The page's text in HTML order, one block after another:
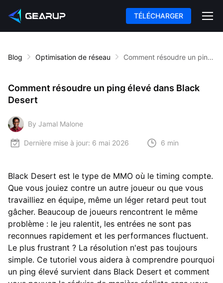
TÉLÉCHARGER
Blog Optimisation de réseau Comment résoudre un ping élevé dans Black Desert
Comment résoudre un ping élevé dans Black
Desert
By Jamal Malone
Dernière mise à jour: 6 mai 2026 6 min
Black Desert est le type de MMO où le timing compte.
Que vous jouiez contre un autre joueur ou que vous
travailliez en équipe, même un léger retard peut tout
gâcher. Beaucoup de joueurs rencontrent le même
problème : le jeu ralentit, les entrées ne sont pas
reconnues rapidement et les performances fluctuent.
Le plus frustrant ? La résolution n'est pas toujours
simple. Ce tutoriel vous aidera à comprendre pourquoi
un ping élevé survient dans Black Desert et comment